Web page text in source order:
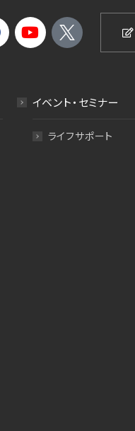
イベント・セミナー
ライフサポート